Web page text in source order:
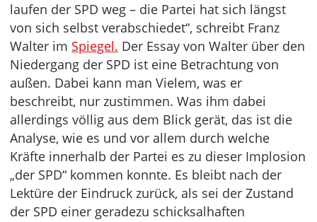
laufen der SPD weg – die Partei hat sich längst
von sich selbst verabschiedet“, schreibt Franz
Walter im Spiegel. Der Essay von Walter über den
Niedergang der SPD ist eine Betrachtung von
außen. Dabei kann man Vielem, was er
beschreibt, nur zustimmen. Was ihm dabei
allerdings völlig aus dem Blick gerät, das ist die
Analyse, wie es und vor allem durch welche
Kräfte innerhalb der Partei es zu dieser Implosion
„der SPD“ kommen konnte. Es bleibt nach der
Lektüre der Eindruck zurück, als sei der Zustand
der SPD einer geradezu schicksalhaften